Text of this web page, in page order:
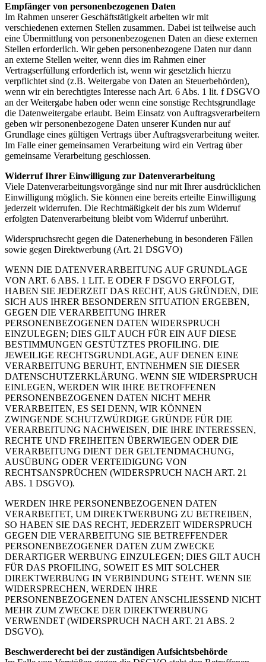
Empfänger von personenbezogenen Daten
Im Rahmen unserer Geschäftstätigkeit arbeiten wir mit
verschiedenen externen Stellen zusammen. Dabei ist teilweise auch
eine Übermittlung von personenbezogenen Daten an diese externen
Stellen erforderlich. Wir geben personenbezogene Daten nur dann
an externe Stellen weiter, wenn dies im Rahmen einer
Vertragserfüllung erforderlich ist, wenn wir gesetzlich hierzu
verpflichtet sind (z.B. Weitergabe von Daten an Steuerbehörden),
wenn wir ein berechtigtes Interesse nach Art. 6 Abs. 1 lit. f DSGVO
an der Weitergabe haben oder wenn eine sonstige Rechtsgrundlage
die Datenweitergabe erlaubt. Beim Einsatz von Auftragsverarbeitern
geben wir personenbezogene Daten unserer Kunden nur auf
Grundlage eines gültigen Vertrags über Auftragsverarbeitung weiter.
Im Falle einer gemeinsamen Verarbeitung wird ein Vertrag über
gemeinsame Verarbeitung geschlossen.
Widerruf Ihrer Einwilligung zur Datenverarbeitung
Viele Datenverarbeitungsvorgänge sind nur mit Ihrer ausdrücklichen
Einwilligung möglich. Sie können eine bereits erteilte Einwilligung
jederzeit widerrufen. Die Rechtmäßigkeit der bis zum Widerruf
erfolgten Datenverarbeitung bleibt vom Widerruf unberührt.
Widerspruchsrecht gegen die Datenerhebung in besonderen Fällen
sowie gegen Direktwerbung (Art. 21 DSGVO)
WENN DIE DATENVERARBEITUNG AUF GRUNDLAGE
VON ART. 6 ABS. 1 LIT. E ODER F DSGVO ERFOLGT,
HABEN SIE JEDERZEIT DAS RECHT, AUS GRÜNDEN, DIE
SICH AUS IHRER BESONDEREN SITUATION ERGEBEN,
GEGEN DIE VERARBEITUNG IHRER
PERSONENBEZOGENEN DATEN WIDERSPRUCH
EINZULEGEN; DIES GILT AUCH FÜR EIN AUF DIESE
BESTIMMUNGEN GESTÜTZTES PROFILING. DIE
JEWEILIGE RECHTSGRUNDLAGE, AUF DENEN EINE
VERARBEITUNG BERUHT, ENTNEHMEN SIE DIESER
DATENSCHUTZERKLÄRUNG. WENN SIE WIDERSPRUCH
EINLEGEN, WERDEN WIR IHRE BETROFFENEN
PERSONENBEZOGENEN DATEN NICHT MEHR
VERARBEITEN, ES SEI DENN, WIR KÖNNEN
ZWINGENDE SCHUTZWÜRDIGE GRÜNDE FÜR DIE
VERARBEITUNG NACHWEISEN, DIE IHRE INTERESSEN,
RECHTE UND FREIHEITEN ÜBERWIEGEN ODER DIE
VERARBEITUNG DIENT DER GELTENDMACHUNG,
AUSÜBUNG ODER VERTEIDIGUNG VON
RECHTSANSPRÜCHEN (WIDERSPRUCH NACH ART. 21
ABS. 1 DSGVO).
WERDEN IHRE PERSONENBEZOGENEN DATEN
VERARBEITET, UM DIREKTWERBUNG ZU BETREIBEN,
SO HABEN SIE DAS RECHT, JEDERZEIT WIDERSPRUCH
GEGEN DIE VERARBEITUNG SIE BETREFFENDER
PERSONENBEZOGENER DATEN ZUM ZWECKE
DERARTIGER WERBUNG EINZULEGEN; DIES GILT AUCH
FÜR DAS PROFILING, SOWEIT ES MIT SOLCHER
DIREKTWERBUNG IN VERBINDUNG STEHT. WENN SIE
WIDERSPRECHEN, WERDEN IHRE
PERSONENBEZOGENEN DATEN ANSCHLIESSEND NICHT
MEHR ZUM ZWECKE DER DIREKTWERBUNG
VERWENDET (WIDERSPRUCH NACH ART. 21 ABS. 2
DSGVO).
Beschwerderecht bei der zuständigen Aufsichtsbehörde